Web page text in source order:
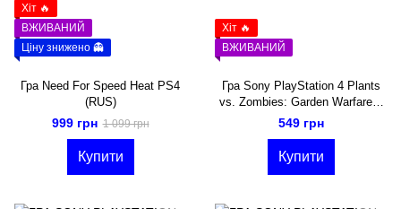
Хіт 🔥
ВЖИВАНИЙ
Ціну знижено 👻
Гра Need For Speed Heat PS4
(RUS)
999 грн 1 099 грн
Купити
Хіт 🔥
ВЖИВАНИЙ
Гра Sony PlayStation 4 Plants
vs. Zombies: Garden Warfare 2
(Eng)
549 грн
Купити